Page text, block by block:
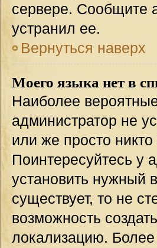
сервере. Сообщите
устранил ее.
Вернуться наверх
Моего языка нет в
Наиболее
администратор не
или же просто
Поинтересуйтесь у
установить нужный
существует, то не
возможность
локализацию.